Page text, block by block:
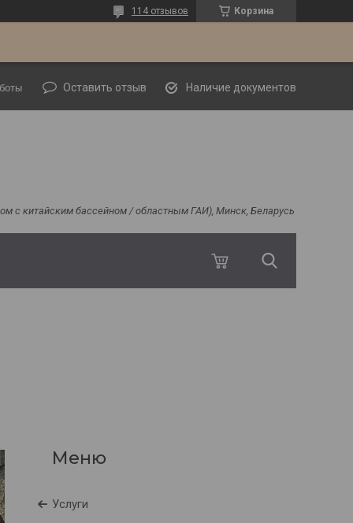
Корзина
114 отзывов
Оставить отзыв Наличие документов
с китайским бассейном / областным ГАИ), Минск, Беларусь
Услуги